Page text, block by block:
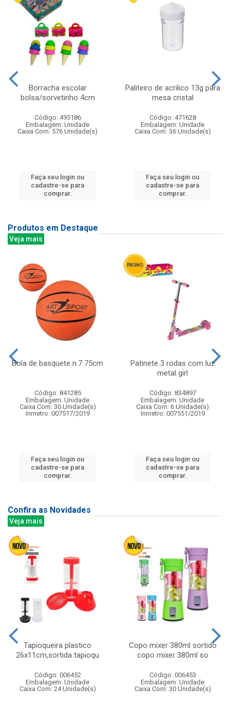
Borracha escolar
bolsa/sorvetinho 4cm
Código: 495186
Embalagem: Unidade
Caixa Com: 576 Unidade(s)
Faça seu login ou
cadastre-se para
comprar.
Paliteiro de acrilico 13g para
mesa cristal
Código: 471628
Embalagem: Unidade
Caixa Com: 36 Unidade(s)
Faça seu login ou
cadastre-se para
comprar.
Produtos em Destaque
Veja mais
Bola de basquete n.7 75cm
Código: 841285
Embalagem: Unidade
Caixa Com: 30 Unidade(s)
Inmetro: 007517/2019
Faça seu login ou
cadastre-se para
comprar.
Patinete 3 rodas com luz
metal girl
Código: 834897
Embalagem: Unidade
Caixa Com: 6 Unidade(s)
Inmetro: 007551/2019
Faça seu login ou
cadastre-se para
comprar.
Confira as Novidades
Veja mais
Tapioqueira plastico
26x11cm,sortida tapioqu
Código: 006452
Embalagem: Unidade
Caixa Com: 24 Unidade(s)
Copo mixer 380ml sortido
copo mixer 380ml so
Código: 006453
Embalagem: Unidade
Caixa Com: 30 Unidade(s)